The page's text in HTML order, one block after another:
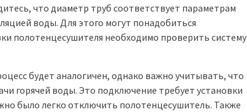
что диаметр труб соответствует параметрам
воды. Для этого могут понадобиться
полотенцесушителя необходимо проверить систему
будет аналогичен, однако важно учитывать, что
горячей воды. Это подключение требует установки
было легко отключить полотенцесушитель. Также